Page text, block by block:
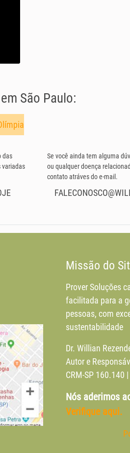
São Paulo:
das
variadas
Se você ainda tem alguma
ou qualquer doença
contato atráves do e-mail.
Missão do
Prover Soluções
facilitada para a
pessoas, com
sustentabilidade
Dr. Willian
Autor e
CRM-SP 160.140
Nós aderimos
Verifique aqui.